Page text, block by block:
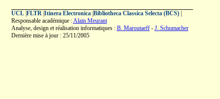
UCL| FLTR| Itinera Electronica| Bibliotheca Classica Selecta (BCS)|
Responsable académique :Alain Meurant
Analyse, design et réalisation informatiques : B. Maroutaeff- J. Schumacher
Dernière mise à jour : 25/11/2005